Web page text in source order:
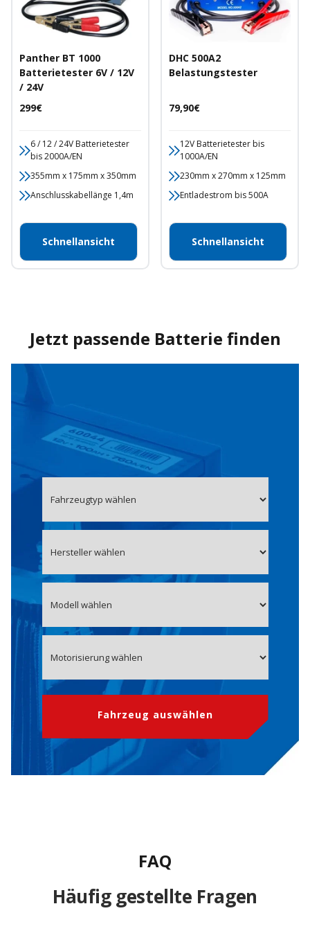
Panther BT 1000
Batterietester 6V / 12V
/ 24V
Angebotspreis
299€
6 / 12 / 24V Batterietester
bis 2000A/EN
355mm x 175mm x 350mm
Anschlusskabellänge 1,4m
Schnellansicht
DHC 500A2
Belastungstester
Angebotspreis
79,90€
12V Batterietester bis
1000A/EN
230mm x 270mm x 125mm
Entladestrom bis 500A
Schnellansicht
Jetzt passende Batterie finden
Fahrzeug auswählen
FAQ
Häufig gestellte Fragen